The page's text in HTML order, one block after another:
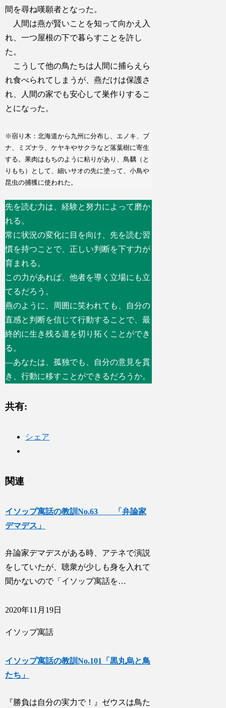
間を尋ね嘆願者となった。
人間は燕が賢いことを知って向かえ入
れ、一つ屋根の下で暮らすことを許し
た。
こうして他の鳥たちは人間に捕らえら
れ食べられてしまうが、燕だけは保護さ
れ、人間の家でも安心して巣作りするこ
とになった。
※宿り木：北海道から九州に分布し、エノキ、ブ
ナ、ミズナラ、ケヤキやサクラなど落葉樹に寄生
する。果肉はもちのように粘りがあり、鳥黐（と
りもち）として、細いサオの先に塗って、小鳥や
昆虫の捕獲に使われた。
先を読む力は、経験と努力によって磨か
れる。
常に状況の変化に目を向け、先を読む習
慣を持つことで、正しい判断を下す力が
育まれる。
この力があれば、他者を導く立場にも立
てるだろう。
燕のように、周囲に笑われても、自分の
直感と判断を信じて行動することで、最
終的に生き残る道を切り拓くことができ
る。
―あなたは、孤独でも、自分の意見を貫
き、行動に移すことができるだろうか。
共有:
シェア
関連
イソップ寓話の教訓No.63 「弁論家
デマデス」
弁論家デマデスがある時、アテネで演説
をしていたが、聴衆が少しも身を入れて
聞かないので「イソップ寓話を…
2020年11月19日
イソップ寓話
イソップ寓話の教訓No.101「黒丸烏と鳥
たち」
『勝負は自分の実力で！』ゼウスは鳥た